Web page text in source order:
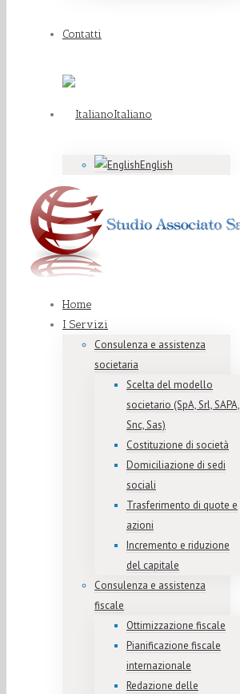
Contatti
Italiano
English
Home
I Servizi
Consulenza e assistenza
societaria
Scelta del modello
societario (SpA, Srl, SAPA,
Snc, Sas)
Costituzione di società
Domiciliazione di sedi
sociali
Trasferimento di quote e
azioni
Incremento e riduzione
del capitale
Consulenza e assistenza
fiscale
Ottimizzazione fiscale
Pianificazione fiscale
internazionale
Redazione delle